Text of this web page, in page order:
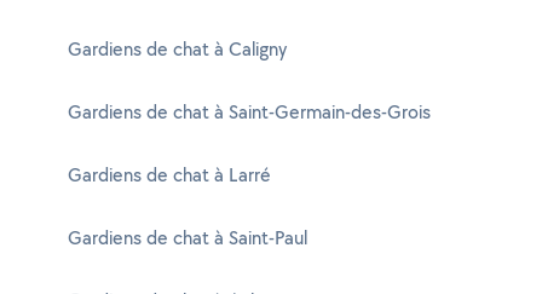
Gardiens de chat à Caligny
Gardiens de chat à Saint-Germain-des-Grois
Gardiens de chat à Larré
Gardiens de chat à Saint-Paul